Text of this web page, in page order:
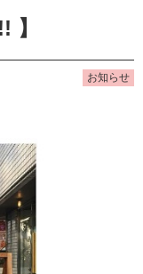
】
お知らせ